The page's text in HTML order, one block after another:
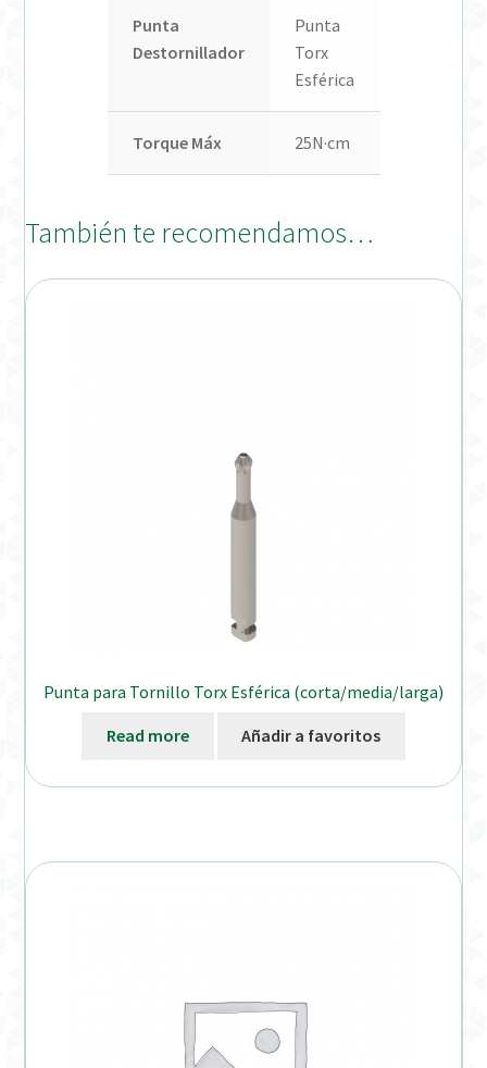
Punta
Destornillador
Punta
Torx
Esférica
Torque Máx 25N·cm
También te recomendamos…
Punta para Tornillo Torx Esférica (corta/media/larga)
Read more Añadir a favoritos